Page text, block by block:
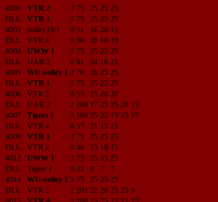
4001
VTR 2 3 75 25 25 25
DLL
VTR 1 3 75 25 25 25
4003
volley16/1 0 51 16 20 15
DLL
VTR 4 0 56 20 18 18
4004
UWW 1 3 75 25 25 25
DLL
UAB 2 0 61 24 16 21
4005
WU-volley 1 3 76 26 25 25
DLL
VTR 1 3 75 25 25 25
4006
VTR 2 0 55 15 20 20
DLL
UAB 2 2 100 17 25 25 20 13
4007
Tigers 1 3 106 25 22 19 25 15
DLL
VTR 4 0 57 21 15 21
4009
VTR 1 3 75 25 25 25
DLL
VTR 2 0 46 13 18 15
4012
UWW 1 3 75 25 25 25
DLL
Tigers 1 0 22 8 7
7
4014
WU-volley 1 3 75 25 25 25
DLL
VTR 2 2 101 22 20 25 25 9